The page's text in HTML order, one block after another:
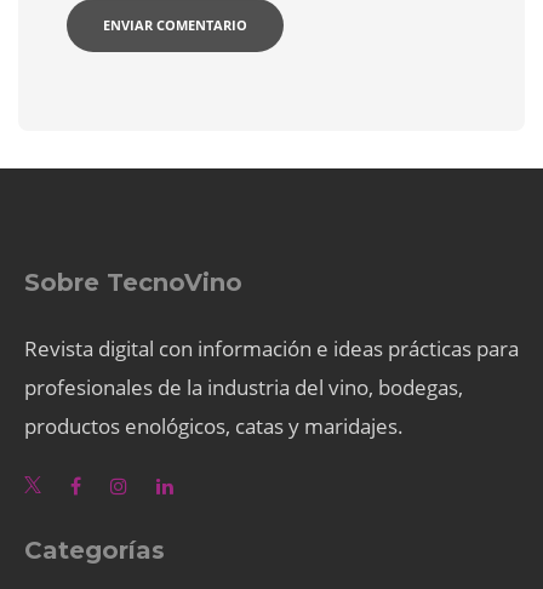
Sobre TecnoVino
Revista digital con información e ideas prácticas para
profesionales de la industria del vino, bodegas,
productos enológicos, catas y maridajes.
Categorías